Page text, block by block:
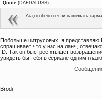
Quote (DAEDALUSS)
Ага,особенно если напичкать
Побольше цитрусовых, я представляю
спрашивает что у нас на ланч,
:D. Так он быстрее отыщет
увидеть бы тебя в сериале одним
Brodi